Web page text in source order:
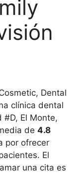
Dental
clínica dental
#D, El Monte,
de 4.8
por ofrecer
El
una cita es